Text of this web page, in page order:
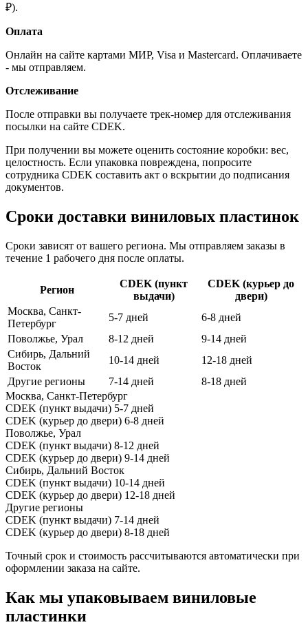
₽).
Оплата
Онлайн на сайте картами МИР, Visa и Mastercard. Оплачиваете
- мы отправляем.
Отслеживание
После отправки вы получаете трек-номер для отслеживания
посылки на сайте CDEK.
При получении вы можете оценить состояние коробки: вес,
целостность. Если упаковка повреждена, попросите
сотрудника CDEK составить акт о вскрытии до подписания
документов.
Сроки доставки виниловых пластинок
Сроки зависят от вашего региона. Мы отправляем заказы в
течение 1 рабочего дня после оплаты.
Регион
CDEK (пункт
выдачи)
CDEK (курьер до
двери)
Москва, Санкт-
Петербург
5-7 дней
6-8 дней
Поволжье, Урал
8-12 дней
9-14 дней
Сибирь, Дальний
Восток
10-14 дней
12-18 дней
Другие регионы
7-14 дней
8-18 дней
Москва, Санкт-Петербург
CDEK (пункт выдачи) 5-7 дней
CDEK (курьер до двери) 6-8 дней
Поволжье, Урал
CDEK (пункт выдачи) 8-12 дней
CDEK (курьер до двери) 9-14 дней
Сибирь, Дальний Восток
CDEK (пункт выдачи) 10-14 дней
CDEK (курьер до двери) 12-18 дней
Другие регионы
CDEK (пункт выдачи) 7-14 дней
CDEK (курьер до двери) 8-18 дней
Точный срок и стоимость рассчитываются автоматически при
оформлении заказа на сайте.
Как мы упаковываем виниловые
пластинки